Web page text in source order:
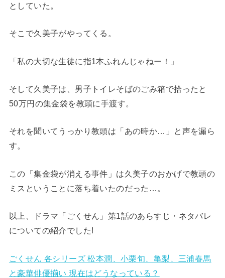
としていた。
そこで久美子がやってくる。
「私の大切な生徒に指1本ふれんじゃねー！」
そして久美子は、男子トイレそばのごみ箱で拾ったと
50万円の集金袋を教頭に手渡す。
それを聞いてうっかり教頭は「あの時か…」と声を漏ら
す。
この「集金袋が消える事件」は久美子のおかげで教頭の
ミスということに落ち着いたのだった…。
以上、ドラマ「ごくせん」第1話のあらすじ・ネタバレ
についての紹介でした!
ごくせん 各シリーズ 松本潤、小栗旬、亀梨、三浦春馬
と豪華俳優揃い 現在はどうなっている？